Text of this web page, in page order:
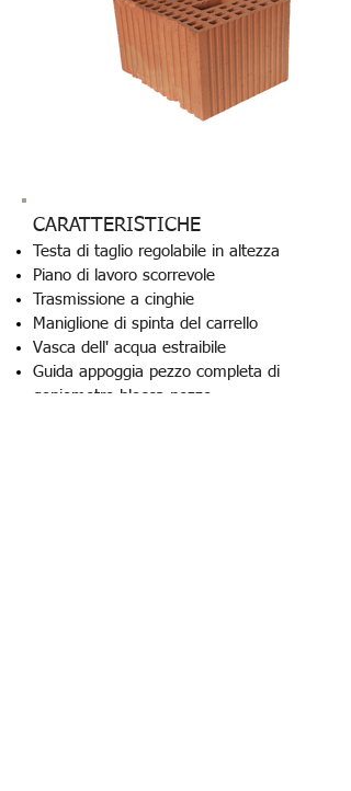
CARATTERISTICHE
Testa di taglio regolabile in altezza
Piano di lavoro scorrevole
Trasmissione a cinghie
Maniglione di spinta del carrello
Vasca dell' acqua estraibile
Guida appoggia pezzo completa di
goniometro blocca pezzo